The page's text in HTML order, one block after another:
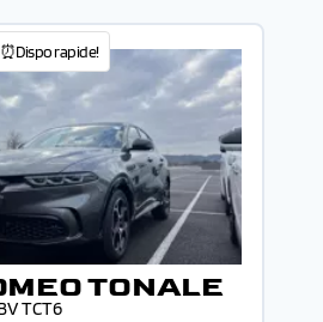
⏰Dispo rapide!
TONALE
TCT6